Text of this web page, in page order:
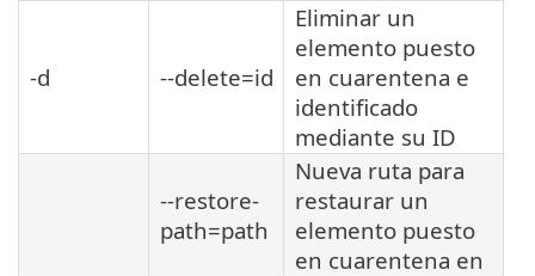
-d --delete=id
Eliminar un
elemento puesto
en cuarentena e
identificado
mediante su ID
--restore-
path=path
Nueva ruta para
restaurar un
elemento puesto
en cuarentena en